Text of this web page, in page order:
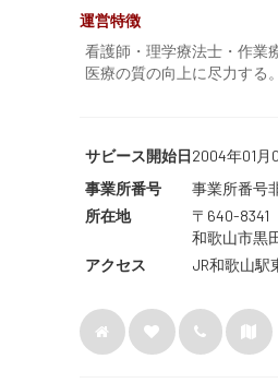
運営特徴
看護師・理学療法士・作業
医療の質の向上に尽力する。
サビース開始日2004年01月
事業所番号
事業所番号
所在地
〒640-8341
和歌山市黒
アクセス
JR和歌山駅